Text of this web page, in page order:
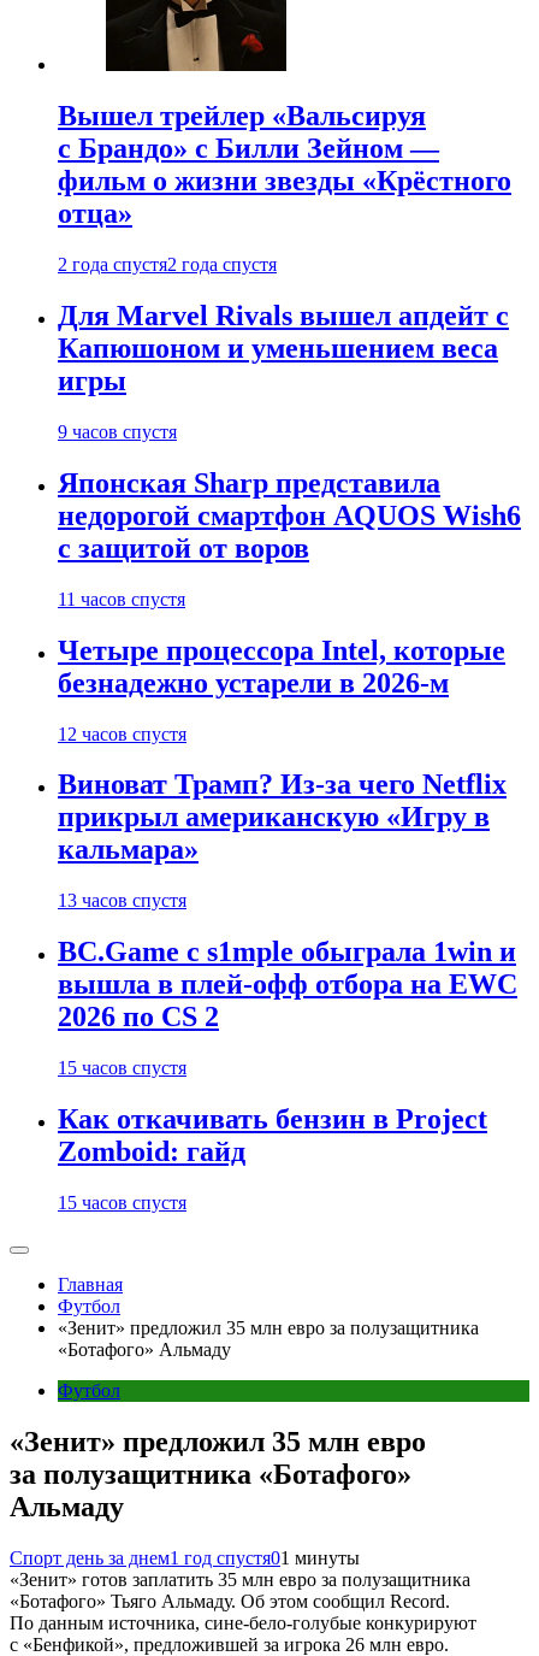
Вышел трейлер «Вальсируя
с Брандо» с Билли Зейном —
фильм о жизни звезды «Крёстного
отца»
2 года спустя2 года спустя
Для Marvel Rivals вышел апдейт с
Капюшоном и уменьшением веса
игры
9 часов спустя
Японская Sharp представила
недорогой смартфон AQUOS Wish6
с защитой от воров
11 часов спустя
Четыре процессора Intel, которые
безнадежно устарели в 2026-м
12 часов спустя
Виноват Трамп? Из-за чего Netflix
прикрыл американскую «Игру в
кальмара»
13 часов спустя
BC.Game с s1mple обыграла 1win и
вышла в плей-офф отбора на EWC
2026 по CS 2
15 часов спустя
Как откачивать бензин в Project
Zomboid: гайд
15 часов спустя
Главная
Футбол
«Зенит» предложил 35 млн евро за полузащитника
«Ботафого» Альмаду
Футбол
«Зенит» предложил 35 млн евро
за полузащитника «Ботафого»
Альмаду
Спорт день за днем1 год спустя01 минуты
«Зенит» готов заплатить 35 млн евро за полузащитника
«Ботафого» Тьяго Альмаду. Об этом сообщил Record.
По данным источника, сине-бело-голубые конкурируют
с «Бенфикой», предложившей за игрока 26 млн евро.